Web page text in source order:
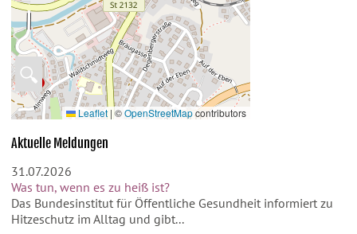
🔍
Leaflet | ©OpenStreetMapcontributors
Aktuelle Meldungen
31.07.2026
Was tun, wenn es zu heiß ist?
Das Bundesinstitut für Öffentliche Gesundheit informiert zu
Hitzeschutz im Alltag und gibt...